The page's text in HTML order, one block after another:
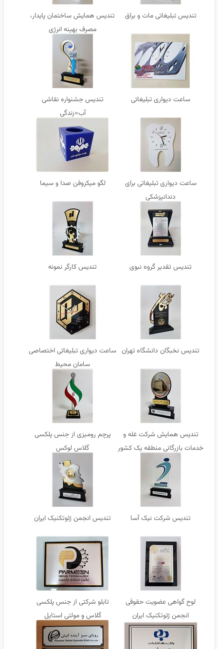
تندیس تبلیغاتی مات و براق
تندیس همایش ساختمان پایدار،
مصرف بهینه انرژی
ساعت دیواری تبلیغاتی
تندیس جشنواره نقاشی
آب=زندگی
ساعت دیواری تبلیغاتی برای
دندانپزشکی
لگو میکروفن صدا و سیما
تندیس تقدیر گروه نبوی تندیس کارگر نمونه
تندیس نخبگان دانشگاه تهران ساعت دیواری تبلیغاتی اختصاصی
سامان محیط
تندیس همایش شرکت غله و
خدمات بازرگانی منطقه یک کشور
پرچم رومیزی از جنس پلکسی
گلاس لوکس
تندیس شرکت نیک آسا تندیس انجمن ژئوتکنیک ایران
لوح گواهی عضویت حقوقی
انجمن ژئوتکنیک ایران
تابلو شرکتی از جنس پلکسی
گلاس و مولتی استایل